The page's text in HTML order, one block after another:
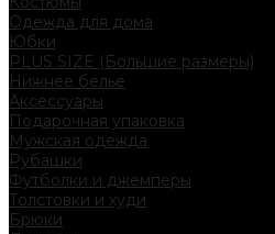
Одежда для дома
Юбки
PLUS SIZE (Большие размеры)
Нижнее белье
Аксессуары
Подарочная упаковка
Мужская одежда
Рубашки
Футболки и джемперы
Толстовки и худи
Брюки